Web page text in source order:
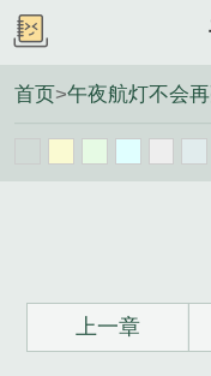
首页>午夜航灯不会
上一章